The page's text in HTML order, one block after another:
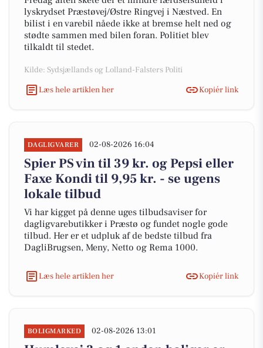
lyskrydset Præstøvej/Østre Ringvej i Næstved. En
bilist i en varebil nåede ikke at bremse helt ned og
stødte sammen med bilen foran. Politiet blev
tilkaldt til stedet.
Kilde: Sydsjællands og Lolland-Falsters Politi
Læs hele artiklen her
Kopiér link
DAGLIGVARER 02-08-2026 16:04
Spier PS vin til 39 kr. og Pepsi eller
Faxe Kondi til 9,95 kr. - se ugens
lokale tilbud
Vi har kigget på denne uges tilbudsaviser for
dagligvarebutikker i Præstø og fundet nogle gode
tilbud. Her er et udpluk af de bedste tilbud fra
DagliBrugsen, Meny, Netto og Rema 1000.
Læs hele artiklen her Kopiér link
BOLIGMARKED 02-08-2026 13:01